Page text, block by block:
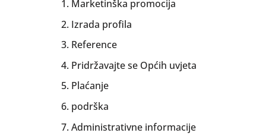
Marketinška promocija
Izrada profila
Reference
Pridržavajte se Općih uvjeta
Plaćanje
podrška
Administrativne informacije